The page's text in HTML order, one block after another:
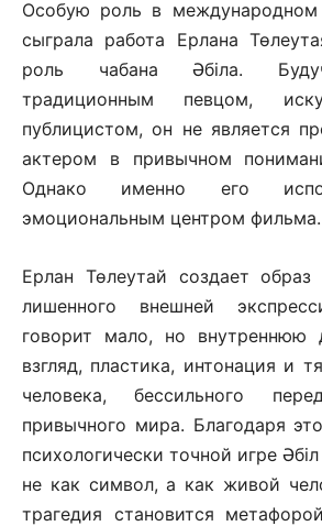
Особую роль в международном
сыграла работа Ерлана
роль чабана Әбіла.
традиционным певцом,
публицистом, он не является
актером в привычном
Однако именно его
эмоциональным центром фильма.
Ерлан Төлеутай создает образ
лишенного внешней
говорит мало, но внутреннюю
взгляд, пластика, интонация и
человека, бессильного
привычного мира. Благодаря
психологически точной игре
не как символ, а как живой
трагедия становится